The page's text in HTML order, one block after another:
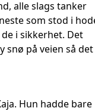
alle slags tanker
som stod i
i sikkerhet. Det
snø på veien så det
Hun hadde bare